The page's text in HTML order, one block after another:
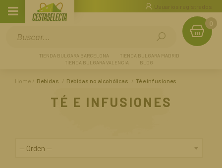
0
Usuarios registrados
TIENDA BULGARA BARCELONA
TIENDA BULGARA MADRID
TIENDA BULGARA VALENCIA
BLOG
Home Bebidas Bebidas no alcohólicas Té e infusiones
TÉ E INFUSIONES